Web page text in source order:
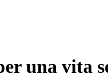
una vita